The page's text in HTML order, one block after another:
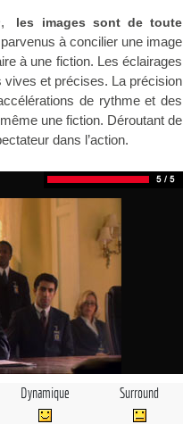
les images sont de toute
à concilier une image
à une fiction. Les éclairages
et précises. La précision
de rythme et des
une fiction. Déroutant de
dans l’action.
Dynamique
Surround